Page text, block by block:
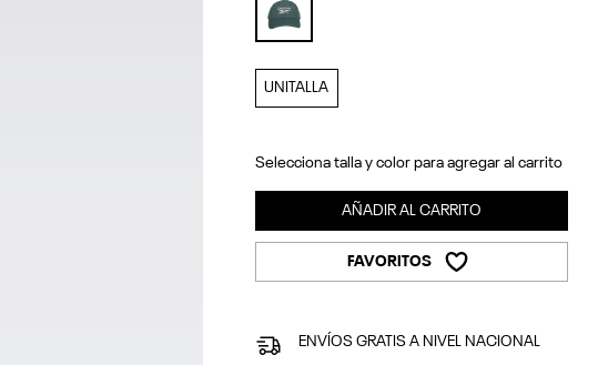
UNITALLA
Selecciona talla y color para agregar al carrito
AÑADIR AL CARRITO
FAVORITOS
ENVÍOS GRATIS A NIVEL NACIONAL